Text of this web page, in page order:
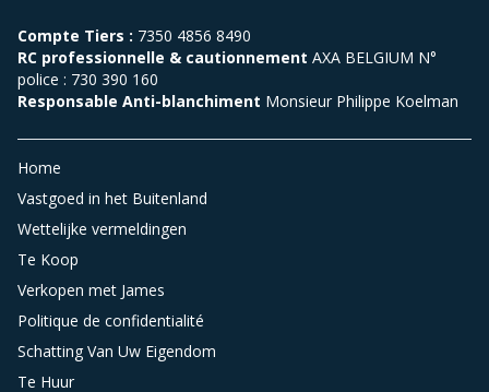
Compte Tiers : 7350 4856 8490
RC professionnelle & cautionnement AXA BELGIUM N°
police : 730 390 160
Responsable Anti-blanchiment Monsieur Philippe Koelman
Home
Vastgoed in het Buitenland
Wettelijke vermeldingen
Te Koop
Verkopen met James
Politique de confidentialité
Schatting Van Uw Eigendom
Te Huur